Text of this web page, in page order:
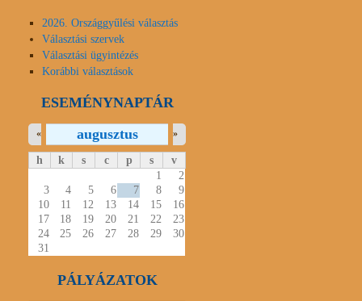
2026. Országgyűlési választás
Választási szervek
Választási ügyintézés
Korábbi választások
ESEMÉNYNAPTÁR
augusztus
« »
h k s c p s
v
1
2
3
4 5 6 7 8
9
10
11 12 13 14 15
16
17
18 19 20 21 22
23
24
25 26 27 28 29
30
31
PÁLYÁZATOK